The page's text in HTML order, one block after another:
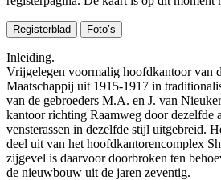
Registerblad Foto’s
Inleiding.
Vrijgelegen voormalig hoofdkantoor van
Maatschappij uit 1915-1917 in
van de gebroeders M.A. en J. van
kantoor richting Raamweg door dezelfde
vensterassen in dezelfde stijl uitgebreid.
deel uit van het hoofdkantorencomplex
zijgevel is daarvoor doorbroken ten
de nieuwbouw uit de jaren zeventig.